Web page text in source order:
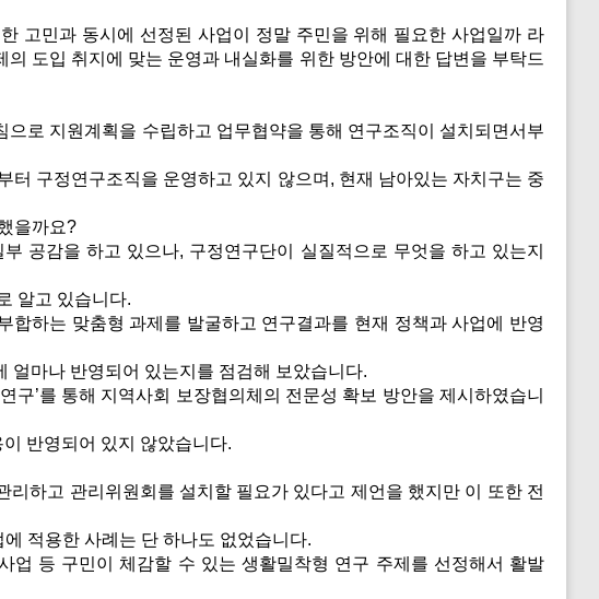
고민과 동시에 선정된 사업이 정말 주민을 위해 필요한 사업일까 라
도입 취지에 맞는 운영과 내실화를 위한 방안에 대한 답변을 부탁드
로 지원계획을 수립하고 업무협약을 통해 연구조직이 설치되면서부
터 구정연구조직을 운영하고 있지 않으며, 현재 남아있는 자치구는 중
을까요?
공감을 하고 있으나, 구정연구단이 실질적으로 무엇을 하고 있는지
알고 있습니다.
하는 맞춤형 과제를 발굴하고 연구결과를 현재 정책과 사업에 반영
얼마나 반영되어 있는지를 점검해 보았습니다.
’를 통해 지역사회 보장협의체의 전문성 확보 방안을 제시하였습니
반영되어 있지 않았습니다.
하고 관리위원회를 설치할 필요가 있다고 제언을 했지만 이 또한 전
적용한 사례는 단 하나도 없었습니다.
등 구민이 체감할 수 있는 생활밀착형 연구 주제를 선정해서 활발